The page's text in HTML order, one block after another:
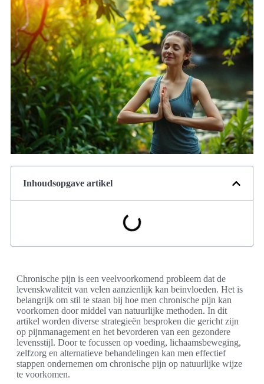
Inhoudsopgave artikel
Chronische pijn is een veelvoorkomend probleem dat de
levenskwaliteit van velen aanzienlijk kan beïnvloeden. Het is
belangrijk om stil te staan bij hoe men chronische pijn kan
voorkomen door middel van natuurlijke methoden. In dit
artikel worden diverse strategieën besproken die gericht zijn
op pijnmanagement en het bevorderen van een gezondere
levensstijl. Door te focussen op voeding, lichaamsbeweging,
zelfzorg en alternatieve behandelingen kan men effectief
stappen ondernemen om chronische pijn op natuurlijke wijze
te voorkomen.